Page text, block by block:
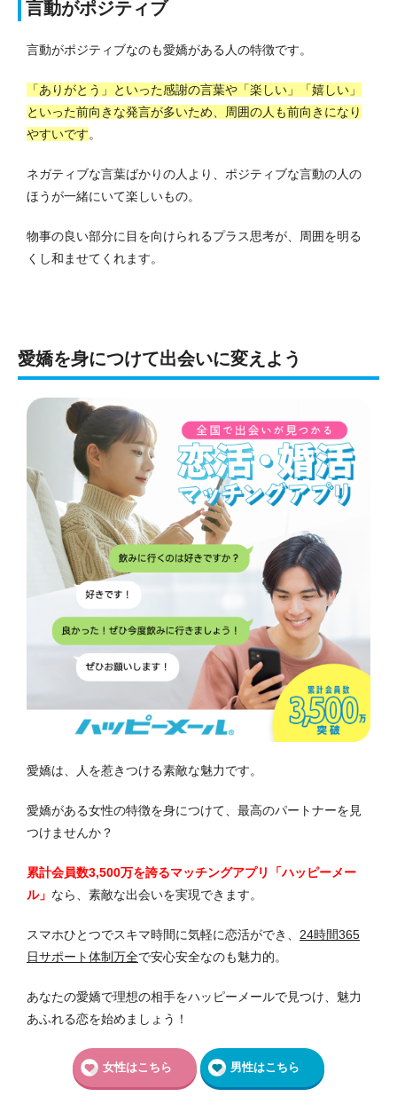
言動がポジティブ
言動がポジティブなのも愛嬌がある人の特徴です。
「ありがとう」といった感謝の言葉や「楽しい」「嬉しい」
といった前向きな発言が多いため、周囲の人も前向きになり
やすいです。
ネガティブな言葉ばかりの人より、ポジティブな言動の人の
ほうが一緒にいて楽しいもの。
物事の良い部分に目を向けられるプラス思考が、周囲を明る
くし和ませてくれます。
愛嬌を身につけて出会いに変えよう
愛嬌は、人を惹きつける素敵な魅力です。
愛嬌がある女性の特徴を身につけて、最高のパートナーを見
つけませんか？
累計会員数3,500万を誇るマッチングアプリ「ハッピーメー
ル」 なら、素敵な出会いを実現できます。
スマホひとつでスキマ時間に気軽に恋活ができ、 24時間365
日サポート体制万全で安心安全なのも魅力的。
あなたの愛嬌で理想の相手をハッピーメールで見つけ、魅力
あふれる恋を始めましょう！
女性はこちら 男性はこちら